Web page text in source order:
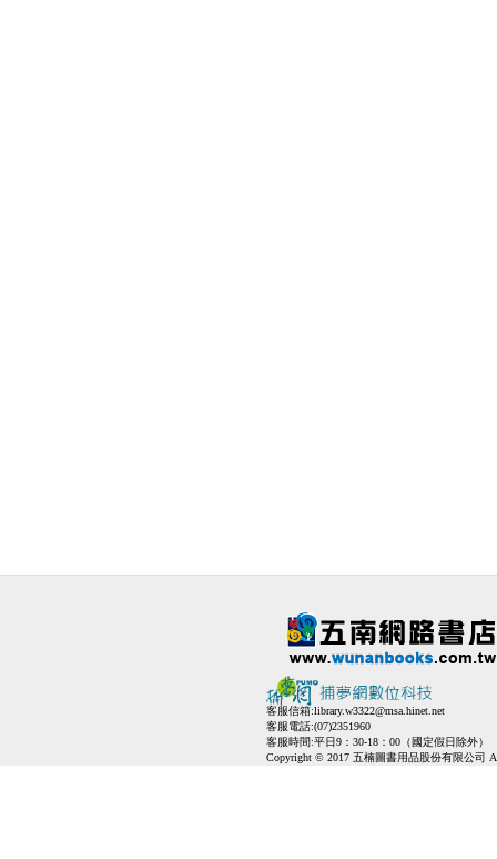
客服信箱:library.w3322@msa.hinet.net
客服電話:(07)2351960
客服時間:平日9：30-18：00（國定假日除外）
Copyright © 2017 五楠圖書用品股份有限公司